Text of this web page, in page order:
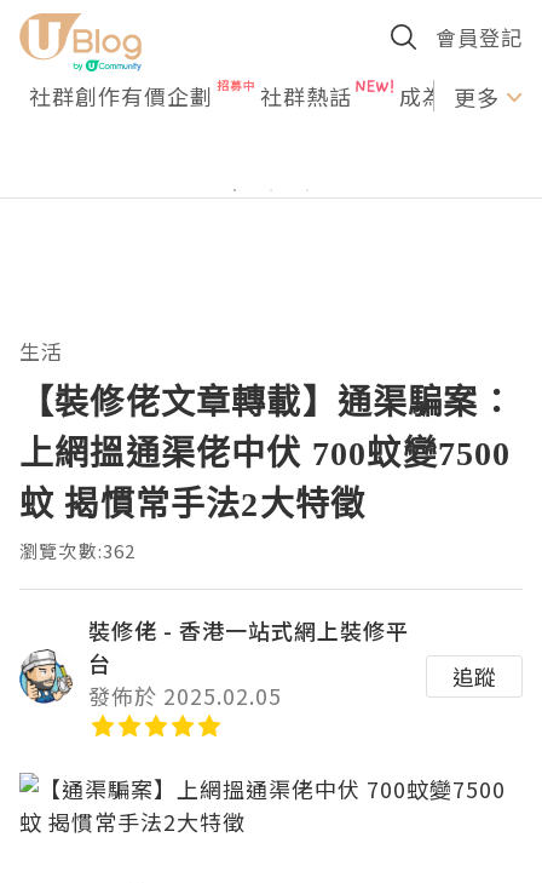
會員登記
社群創作有價企劃 社群熱話 成為U更多
生活
【裝修佬文章轉載】通渠騙案：
上網搵通渠佬中伏 700蚊變7500
蚊 揭慣常手法2大特徵
瀏覽次數:362
裝修佬 - 香港一站式網上裝修平
台
發佈於 2025.02.05
追蹤